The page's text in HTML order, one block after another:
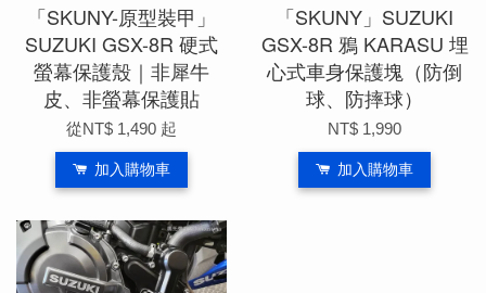
「SKUNY-原型裝甲」
SUZUKI GSX-8R 硬式
螢幕保護殼｜非犀牛
皮、非螢幕保護貼
從NT$ 1,490 起
加入購物車
「SKUNY」SUZUKI
GSX-8R 鴉 KARASU 埋
心式車身保護塊（防倒
球、防摔球）
NT$ 1,990
加入購物車